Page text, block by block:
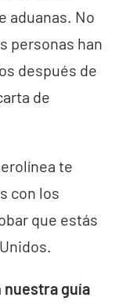
aduanas. No
personas han
después de
de
te
con los
que estás
nuestra guía